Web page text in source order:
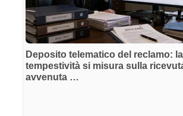
Deposito telematico del reclamo: la
tempestività si misura sulla
avvenuta …